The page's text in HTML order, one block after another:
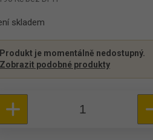
skladem
Produkt je momentálně nedostupný.
Zobrazit podobné produkty